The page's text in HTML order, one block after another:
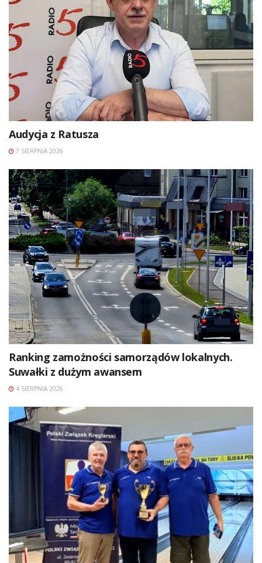
Audycja z Ratusza
7 SIERPNIA 2026
Ranking zamożności samorządów lokalnych.
Suwałki z dużym awansem
4 SIERPNIA 2026